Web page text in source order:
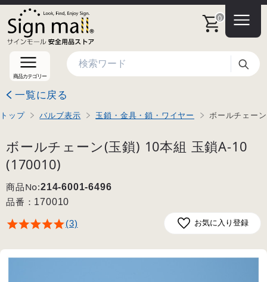
0
商品カテゴリー
検索
一覧に戻る
トップ バルブ表示 玉鎖・金具・鎖・ワイヤー ボールチェー
ボールチェーン(玉鎖) 10本組 玉鎖A-10
(170010)
商品No:214-6001-6496
品番： 170010
(3) お気に入り登録